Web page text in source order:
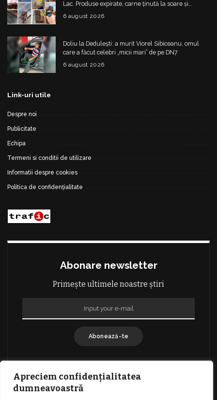
Apreciem confidențialitatea
dumneavoastră
Lac. Produse expirate, carne ținută la soare și
nereguli grave
6 august 2026
Doliu la Dedulești: a murit Viorel Sibiceanu, omul
care a făcut celebri „micii mari” de pe DN7
6 august 2026
Link-uri utile
Despre noi
Publicitate
Echipa
Termeni si conditii de utilizare
Informatii despre cookies
Politica de confidențialitate
Abonare newsletter
Primește ultimele noastre știri
Abonează-te